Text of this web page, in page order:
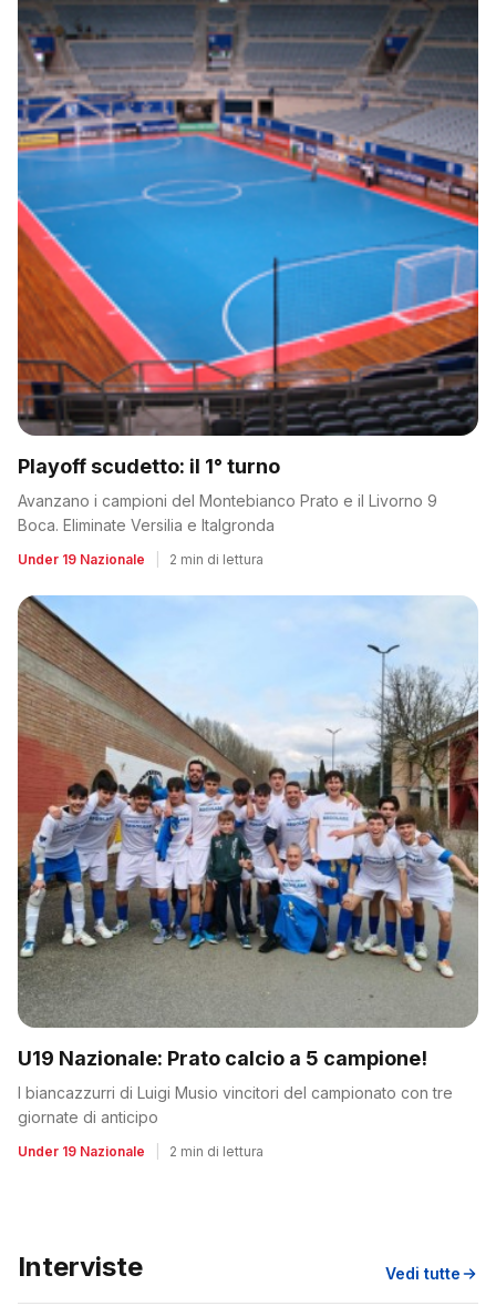
Playoff scudetto: il 1° turno
Avanzano i campioni del Montebianco Prato e il Livorno 9
Boca. Eliminate Versilia e Italgronda
Under 19 Nazionale 2 min di lettura
U19 Nazionale: Prato calcio a 5 campione!
I biancazzurri di Luigi Musio vincitori del campionato con tre
giornate di anticipo
Under 19 Nazionale 2 min di lettura
Interviste Vedi tutte